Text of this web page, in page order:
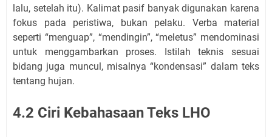
lalu, setelah itu). Kalimat pasif banyak digunakan karena
fokus pada peristiwa, bukan pelaku. Verba material
seperti “menguap”, “mendingin”, “meletus” mendominasi
untuk menggambarkan proses. Istilah teknis sesuai
bidang juga muncul, misalnya “kondensasi” dalam teks
tentang hujan.
4.2 Ciri Kebahasaan Teks LHO